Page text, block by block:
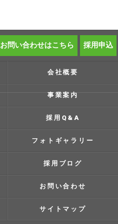
お問い合わせはこちら 採用申込
会社概要
事業案内
採用Q&A
フォトギャラリー
採用ブログ
お問い合わせ
サイトマップ